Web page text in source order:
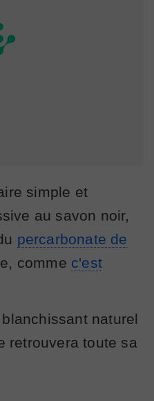
simple et
au savon noir,
percarbonate de
comme c'est
naturel
retrouvera toute sa